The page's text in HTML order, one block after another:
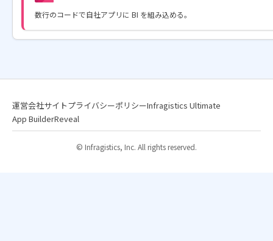
数行のコードで自社アプリに BI を組み込める。
運営会社サイトプライバシーポリシーInfragistics Ultimate
App BuilderReveal
© Infragistics, Inc. All rights reserved.